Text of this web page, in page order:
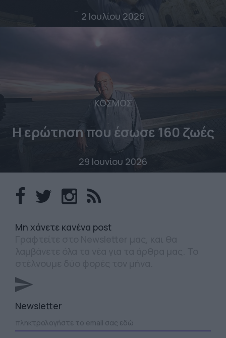
2 Ιουλίου 2026
ΚΟΣΜΟΣ
Η ερώτηση που έσωσε 160 ζωές
29 Ιουνίου 2026
Mη χάνετε κανένα post
Newsletter